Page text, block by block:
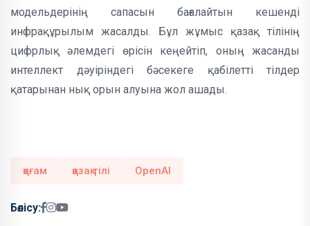
модельдерінің сапасын бағалайтын кешенді
инфрақұрылым жасалды. Бұл жұмыс қазақ тілінің
цифрлық әлемдегі өрісін кеңейтіп, оның жасанды
интеллект дәуіріндегі бәсекеге қабілетті тілдер
қатарынан нық орын алуына жол ашады.
қоғам қазақ тілі OpenAI
Бөлісу: